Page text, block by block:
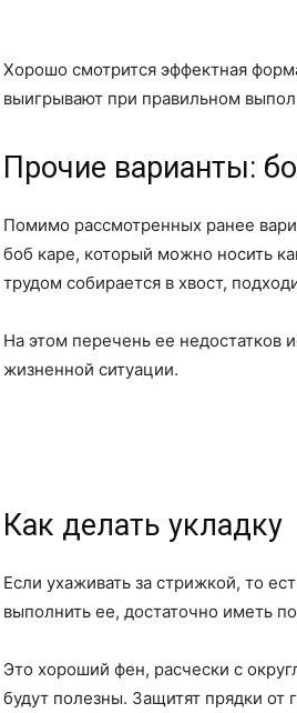
Хорошо смотрится эффектная
выигрывают при правильном
Прочие варианты:
Помимо рассмотренных ранее
боб каре, который можно носить
трудом собирается в хвост,
На этом перечень ее недостатков
жизненной ситуации.
Как делать укладку
Если ухаживать за стрижкой, то
выполнить ее, достаточно иметь
Это хороший фен, расчески с
будут полезны. Защитят прядки